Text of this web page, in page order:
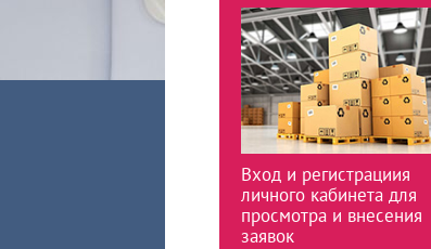
Вход и регистрациия
личного кабинета для
просмотра и внесения
заявок